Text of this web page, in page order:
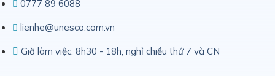
0777 89 6088
lienhe@unesco.com.vn
Giờ làm việc: 8h30 - 18h, nghỉ chiều thứ 7 và CN